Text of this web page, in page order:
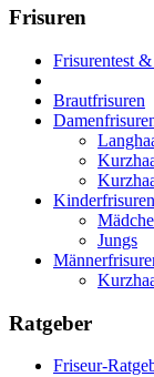
Frisuren
Frisurentest
Brautfrisuren
Kinderfrisuren
Jungs
Ratgeber
Friseur-